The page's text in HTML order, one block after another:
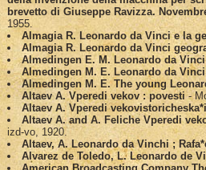
brevetto di Giuseppe Ravizza.
1955.
Almagiа R. Leonardo da Vinci e la
Almagiа R. Leonardo da Vinci
Almedingen E. M. Leonardo da
Almedingen M. E. Leonardo da Vinci
Almedingen M. E. The young
Altaev A. Vperedi vekov : povesti-
Altaev A. Vperedi
Altaev A. and A. Feliche Vperedi
izd-vo, 1920.
Altaev, A. Leonardo da Vinchi ;
Alvarez de Toledo, L. Leonardo de